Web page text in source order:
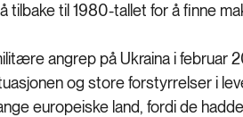
tilbake til 1980-tallet for å finne
angrep på Ukraina i februar
og store forstyrrelser i
europeiske land, fordi de